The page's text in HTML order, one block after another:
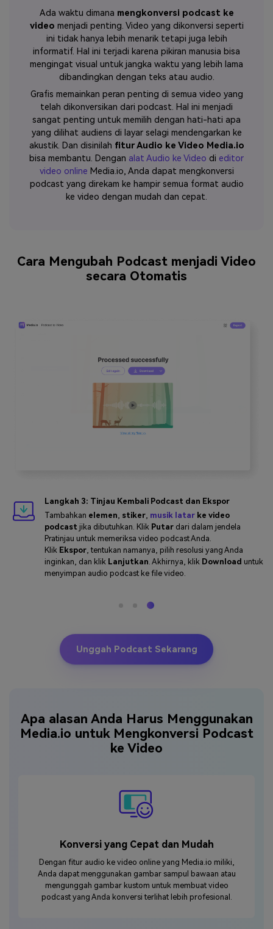
Ada waktu dimana mengkonversi podcast ke
video menjadi penting. Video yang dikonversi seperti
ini tidak hanya lebih menarik tetapi juga lebih
informatif. Hal ini terjadi karena pikiran manusia bisa
mengingat visual untuk jangka waktu yang lebih lama
dibandingkan dengan teks atau audio.
Grafis memainkan peran penting di semua video yang
telah dikonversikan dari podcast. Hal ini menjadi
sangat penting untuk memilih dengan hati-hati apa
yang dilihat audiens di layar selagi mendengarkan ke
akustik. Dan disinilah fitur Audio ke Video Media.io
bisa membantu. Dengan alat Audio ke Video di editor
video online Media.io, Anda dapat mengkonversi
podcast yang direkam ke hampir semua format audio
ke video dengan mudah dan cepat.
Cara Mengubah Podcast menjadi Video
secara Otomatis
Langkah 3: Tinjau Kembali Podcast dan Ekspor
Tambahkan elemen, stiker, musik latarke video
podcastjika dibutuhkan. Klik Putardari dalam jendela
Pratinjau untuk memeriksa video podcast Anda.
Klik Ekspor, tentukan namanya, pilih resolusi yang Anda
inginkan, dan klik Lanjutkan. Akhirnya, klik Download untuk
menyimpan audio podcast ke file video.
Unggah Podcast Sekarang
Apa alasan Anda Harus Menggunakan
Media.io untuk Mengkonversi Podcast
ke Video
Konversi yang Cepat dan Mudah
Dengan fitur audio ke video online yang Media.io miliki,
Anda dapat menggunakan gambar sampul bawaan atau
mengunggah gambar kustom untuk membuat video
podcast yang Anda konversi terlihat lebih profesional.